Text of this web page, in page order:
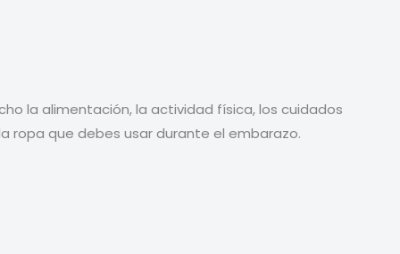
la alimentación, la actividad física, los cuidados
ropa que debes usar durante el embarazo.